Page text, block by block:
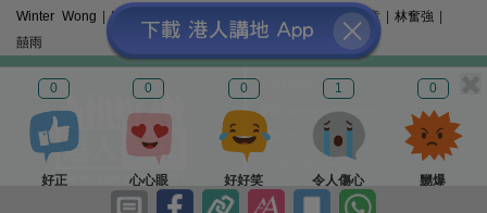
0
好正
0
心心眼
0
好好笑
1
令人傷心
0
嬲爆
Winter Wong | K2 精選文章 | 林奮強 |
囍雨
© 港人講地
電郵: speakout@speakout.hk
傳真: 85228041301
版權所有 不得轉載